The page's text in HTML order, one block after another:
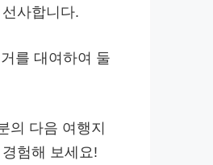
사합니다.
를 대여하여 둘
의 다음 여행지
험해 보세요!